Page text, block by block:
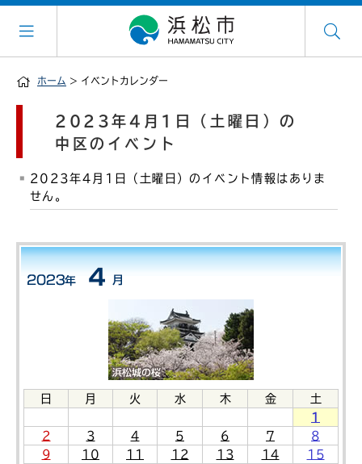
ホーム > イベントカレンダー
日 月 火 水 木 金
土
1
2
3 4 5 6 7
8
9
10 11 12 13 14
15
2023年4月1日（土曜日）の
中区のイベント
2023年4月1日（土曜日）のイベント情報はありま
せん。